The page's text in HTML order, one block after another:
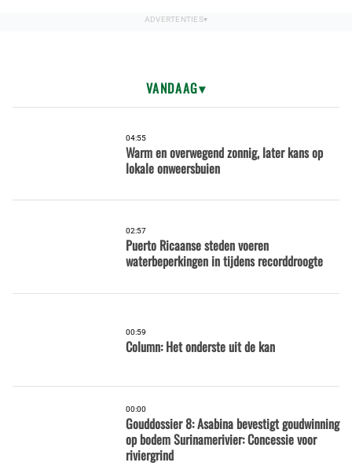
VANDAAG
04:55
Warm en overwegend zonnig, later kans op
lokale onweersbuien
02:57
Puerto Ricaanse steden voeren
waterbeperkingen in tijdens recorddroogte
00:59
Column: Het onderste uit de kan
00:00
Gouddossier 8: Asabina bevestigt goudwinning
op bodem Surinamerivier: Concessie voor
riviergrind